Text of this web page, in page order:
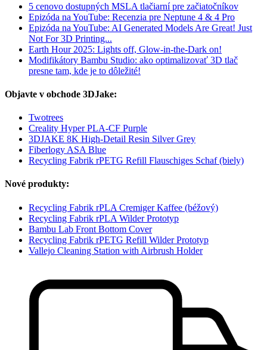
5 cenovo dostupných MSLA tlačiarní pre začiatočníkov
Epizóda na YouTube: Recenzia pre Neptune 4 & 4 Pro
Epizóda na YouTube: AI Generated Models Are Great! Just
Not For 3D Printing...
Earth Hour 2025: Lights off, Glow-in-the-Dark on!
Modifikátory Bambu Studio: ako optimalizovať 3D tlač
presne tam, kde je to dôležité!
Objavte v obchode 3DJake:
Twotrees
Creality Hyper PLA-CF Purple
3DJAKE 8K High-Detail Resin Silver Grey
Fiberlogy ASA Blue
Recycling Fabrik rPETG Refill Flauschiges Schaf (biely)
Nové produkty:
Recycling Fabrik rPLA Cremiger Kaffee (béžový)
Recycling Fabrik rPLA Wilder Prototyp
Bambu Lab Front Bottom Cover
Recycling Fabrik rPETG Refill Wilder Prototyp
Vallejo Cleaning Station with Airbrush Holder